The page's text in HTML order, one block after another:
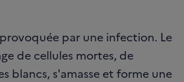
par une infection. Le
de cellules mortes, de
blancs, s'amasse et forme une